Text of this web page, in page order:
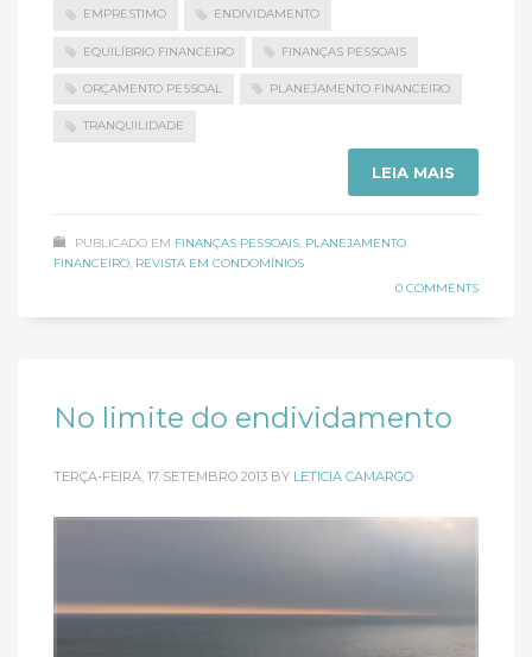
EMPRESTIMO ENDIVIDAMENTO
EQUILÍBRIO FINANCEIRO FINANÇAS PESSOAIS
ORÇAMENTO PESSOAL PLANEJAMENTO FINANCEIRO
TRANQUILIDADE
LEIA MAIS
PUBLICADO EM FINANÇAS PESSOAIS, PLANEJAMENTO
FINANCEIRO, REVISTA EM CONDOMÍNIOS
0 COMMENTS
No limite do endividamento
TERÇA-FEIRA, 17 SETEMBRO 2013 BY LETICIA CAMARGO